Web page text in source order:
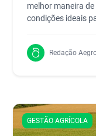
melhor maneira
condições ideais
Redação
GESTÃO AGRÍCOLA